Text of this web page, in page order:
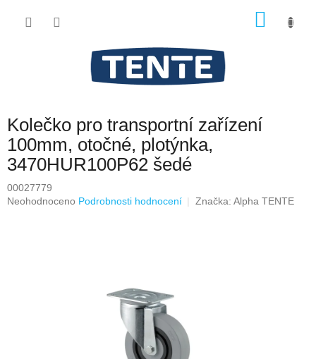
Kolečko pro transportní zařízení
100mm, otočné, plotýnka,
3470HUR100P62 šedé
00027779
Průměrné
Neohodnoceno Podrobnosti hodnocení Značka: Alpha TENTE